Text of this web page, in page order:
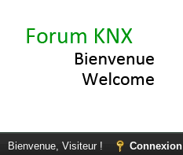
Bienvenue, Visiteur ! Connexion